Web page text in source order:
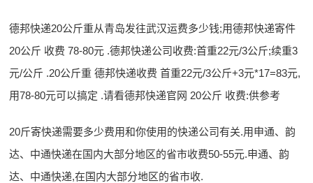
德邦快递20公斤重从青岛发往武汉运费多少钱;用德邦快递寄件
20公斤 收费 78-80元 .德邦快递公司收费:首重22元/3公斤;续重3
元/公斤 .20公斤重 德邦快递收费 首重22元/3公斤+3元*17=83元,
用78-80元可以搞定 .请看德邦快递官网 20公斤 收费:供参考
20斤寄快递需要多少费用和你使用的快递公司有关.用申通、韵
达、中通快递在国内大部分地区的省市收费50-55元.申通、韵
达、中通快递,在国内大部分地区的省市收.